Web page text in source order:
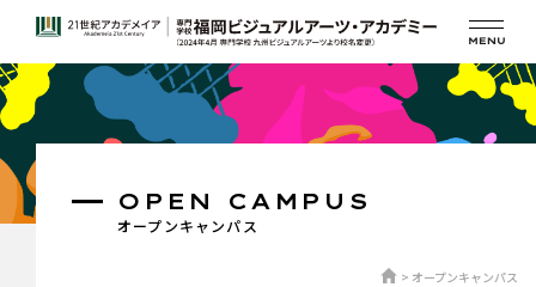
オープンキャンパス
OPEN CAMPUS
オープンキャンパス